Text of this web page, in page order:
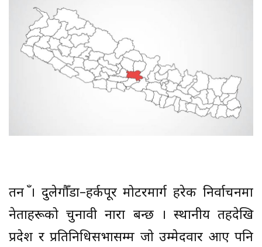
तनहुँ । दुलेगौँडा–हर्कपूर मोटरमार्ग हरेक निर्वाचनमा
नेताहरूको चुनावी नारा बन्छ । स्थानीय तहदेखि
प्रदेश र प्रतिनिधिसभासम्म जो उम्मेदवार आए पनि